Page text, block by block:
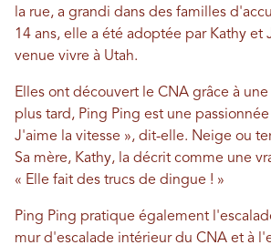
la rue, a grandi dans des familles
14 ans, elle a été adoptée par Kathy et
venue vivre à Utah.
Elles ont découvert le CNA grâce à
plus tard, Ping Ping est une
J'aime la vitesse », dit-elle. Neige ou
Sa mère, Kathy, la décrit comme une
« Elle fait des trucs de dingue ! »
Ping Ping pratique également
mur d'escalade intérieur du CNA et à